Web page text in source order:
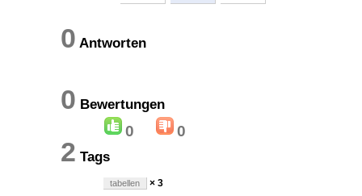
0 Antworten
0 Bewertungen
0 0
2 Tags
tabellen × 3